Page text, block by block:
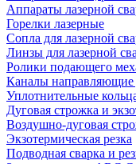
Аппараты лазерной
Горелки лазерные
Сопла для лазерной
Линзы для лазерной
Ролики подающего
Каналы направляющие
Уплотнительные
Дуговая строжка и
Воздушно-дуговая
Экзотермическая резка
Подводная сварка и